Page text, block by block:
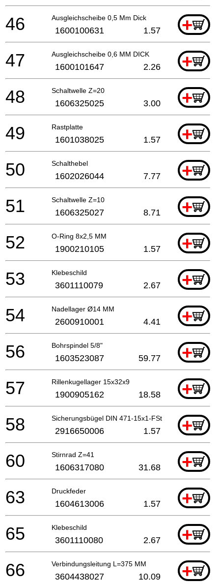
Ausgleichscheibe 0,5 Mm Dick +
46 1600100631 1.57
Ausgleichscheibe 0,6 MM DICK +
47 1600101647 2.26
Schaltwelle Z=20 +
48 1606325025 3.00
Rastplatte +
49 1601038025 1.57
Schalthebel +
50 1602026044 7.77
Schaltwelle Z=10 +
51 1606325027 8.71
O-Ring 8x2,5 MM +
52 1900210105 1.57
Klebeschild +
53 3601110079 2.67
Nadellager Ø14 MM +
54 2600910001 4.41
Bohrspindel 5/8" +
56 1603523087 59.77
Rillenkugellager 15x32x9 +
57 1900905162 18.58
Sicherungsbügel DIN 471-15x1-FSt +
58 2916650006 1.57
Stirnrad Z=41 +
60 1606317080 31.68
Druckfeder +
63 1604613006 1.57
Klebeschild +
65 3601110080 2.67
Verbindungsleitung L=375 MM +
66 3604438027 10.09